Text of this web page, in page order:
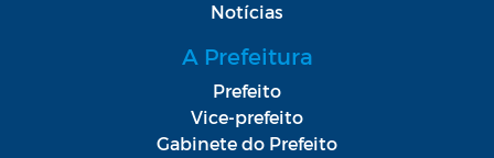
Notícias
A Prefeitura
Prefeito
Vice-prefeito
Gabinete do Prefeito